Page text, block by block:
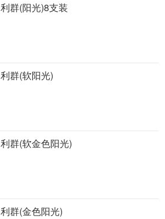
利群(阳光)8支装
利群(软阳光)
利群(软金色阳光)
利群(金色阳光)